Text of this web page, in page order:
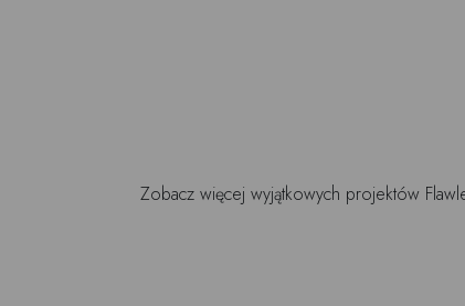
Zobacz więcej wyjątkowych projektów